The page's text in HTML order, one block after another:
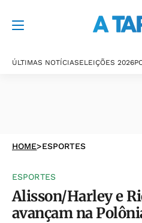
ÚLTIMAS NOTÍCIASELEIÇÕES 2026
HOME>ESPORTES
ESPORTES
Alisson/Harley e
avançam na